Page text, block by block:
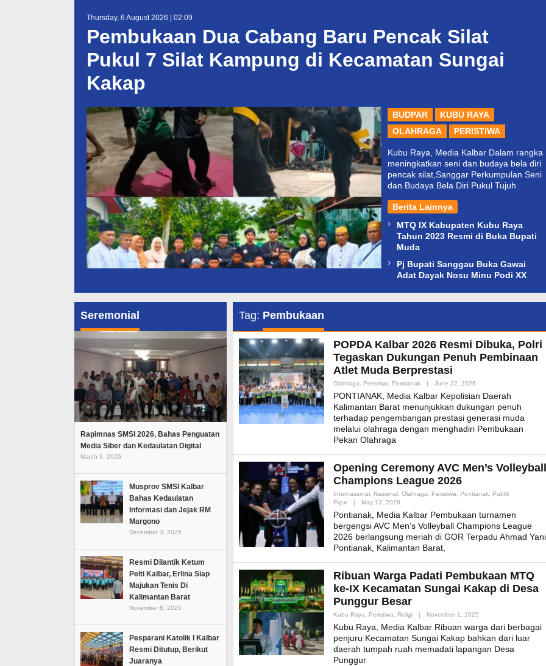
Thursday, 6 August 2026 | 02:09
Pembukaan Dua Cabang Baru Pencak Silat
Pukul 7 Silat Kampung di Kecamatan Sungai
Kakap
BUDPAR
KUBU RAYA
OLAHRAGA
PERISTIWA
Kubu Raya, Media Kalbar Dalam rangka
meningkatkan seni dan budaya bela diri
pencak silat,Sanggar Perkumpulan Seni
dan Budaya Bela Diri Pukul Tujuh
Berita Lainnya
MTQ IX Kabupaten Kubu Raya
Tahun 2023 Resmi di Buka Bupati
Muda
Pj Bupati Sanggau Buka Gawai
Adat Dayak Nosu Minu Podi XX
Seremonial
Rapimnas SMSI 2026, Bahas Penguatan
Media Siber dan Kedaulatan Digital
March 9, 2026
Musprov SMSI Kalbar
Bahas Kedaulatan
Informasi dan Jejak RM
Margono
December 3, 2025
Resmi Dilantik Ketum
Pelti Kalbar, Erlina Siap
Majukan Tenis Di
Kalimantan Barat
November 8, 2025
Pesparani Katolik I Kalbar
Resmi Ditutup, Berikut
Juaranya
Tag: Pembukaan
POPDA Kalbar 2026 Resmi Dibuka, Polri
Tegaskan Dukungan Penuh Pembinaan
Atlet Muda Berprestasi
Olahraga, Peristiwa, Pontianak | June 22, 2026
PONTIANAK, Media Kalbar Kepolisian Daerah
Kalimantan Barat menunjukkan dukungan penuh
terhadap pengembangan prestasi generasi muda
melalui olahraga dengan menghadiri Pembukaan
Pekan Olahraga
Opening Ceremony AVC Men’s Volleyball
Champions League 2026
Internasional, Nasional, Olahraga, Peristiwa, Pontianak, Publik
Figur
| May 13, 2026
Pontianak, Media Kalbar Pembukaan turnamen
bergengsi AVC Men’s Volleyball Champions League
2026 berlangsung meriah di GOR Terpadu Ahmad
Pontianak, Kalimantan Barat,
Ribuan Warga Padati Pembukaan MTQ
ke-IX Kecamatan Sungai Kakap di Desa
Punggur Besar
Kubu Raya, Peristiwa, Religi | November 1, 2025
Kubu Raya, Media Kalbar Ribuan warga dari berbagai
penjuru Kecamatan Sungai Kakap bahkan dari luar
daerah tumpah ruah memadati lapangan Desa
Punggur